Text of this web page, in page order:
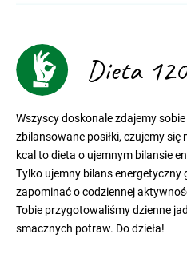
Dieta
Wszyscy doskonale zdajemy
zbilansowane posiłki, czujemy
kcal to dieta o ujemnym bilansie
Tylko ujemny bilans energetyczny
zapominać o codziennej
Tobie przygotowaliśmy dzienne
smacznych potraw. Do dzieła!